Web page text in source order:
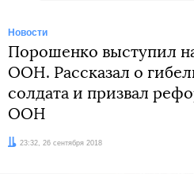
Новости
Порошенко выступил
ООН. Рассказал о
солдата и призвал
ООН
Дата:23:32, 26 сентября 2018